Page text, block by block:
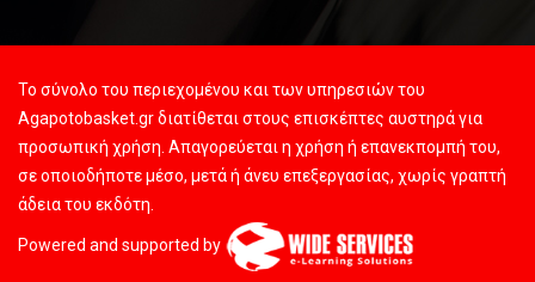
Το σύνολο του περιεχομένου και των υπηρεσιών του
Agapotobasket.gr διατίθεται στους επισκέπτες αυστηρά για
προσωπική χρήση. Απαγορεύεται η χρήση ή επανεκπομπή του,
σε οποιοδήποτε μέσο, μετά ή άνευ επεξεργασίας, χωρίς γραπτή
άδεια του εκδότη.
Powered and supported by